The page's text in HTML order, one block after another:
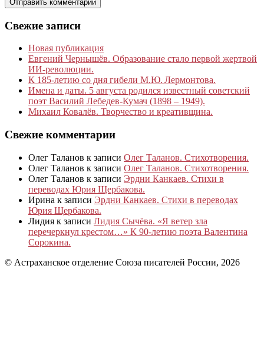
Свежие записи
Новая публикация
Евгений Чернышёв. Образование стало первой жертвой
ИИ-революции.
К 185‑летию со дня гибели М.Ю. Лермонтова.
Имена и даты. 5 августа родился известный советский
поэт Василий Лебедев-Кумач (1898 – 1949).
Михаил Ковалёв. Творчество и креативщина.
Свежие комментарии
Олег Таланов к записи Олег Таланов. Стихотворения.
Олег Таланов к записи Олег Таланов. Стихотворения.
Олег Таланов к записи Эрдни Канкаев. Стихи в
переводах Юрия Щербакова.
Ирина к записи Эрдни Канкаев. Стихи в переводах
Юрия Щербакова.
Лидия к записи Лидия Сычёва. «Я ветер зла
перечеркнул крестом…» К 90-летию поэта Валентина
Сорокина.
© Астраханское отделение Союза писателей России, 2026